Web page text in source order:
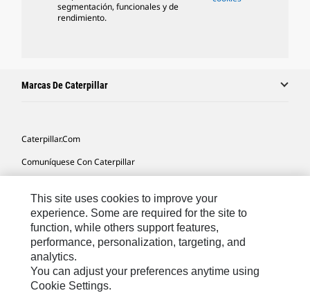
segmentación, funcionales y de
rendimiento.
Marcas De Caterpillar
Caterpillar.com
Comuníquese Con Caterpillar
Mapa Del Sitio
Cookie Settings
Avisos Legales
Privacidad
This site uses cookies to improve your
experience. Some are required for the site to
function, while others support features,
performance, personalization, targeting, and
analytics.
You can adjust your preferences anytime using
Cookie Settings.